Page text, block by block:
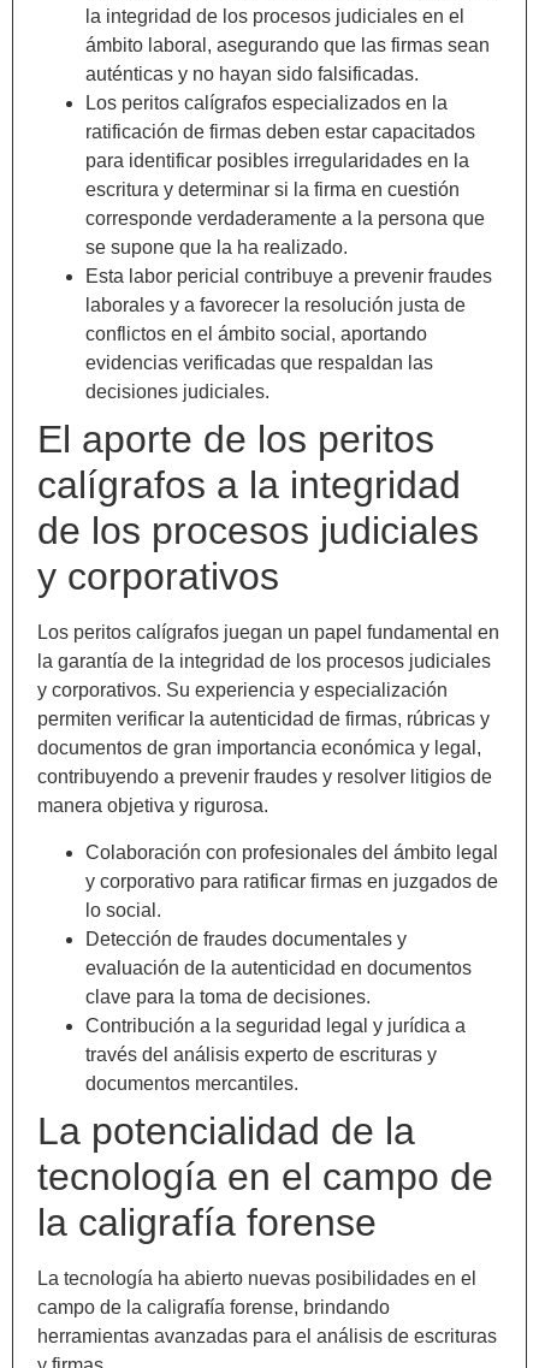
la integridad de los procesos judiciales en el
ámbito laboral, asegurando que las firmas sean
auténticas y no hayan sido falsificadas.
Los peritos calígrafos especializados en la
ratificación de firmas deben estar capacitados
para identificar posibles irregularidades en la
escritura y determinar si la firma en cuestión
corresponde verdaderamente a la persona que
se supone que la ha realizado.
Esta labor pericial contribuye a prevenir fraudes
laborales y a favorecer la resolución justa de
conflictos en el ámbito social, aportando
evidencias verificadas que respaldan las
decisiones judiciales.
El aporte de los peritos
calígrafos a la integridad
de los procesos judiciales
y corporativos
Los peritos calígrafos juegan un papel fundamental en
la garantía de la integridad de los procesos judiciales
y corporativos. Su experiencia y especialización
permiten verificar la autenticidad de firmas, rúbricas y
documentos de gran importancia económica y legal,
contribuyendo a prevenir fraudes y resolver litigios de
manera objetiva y rigurosa.
Colaboración con profesionales del ámbito legal
y corporativo para ratificar firmas en juzgados de
lo social.
Detección de fraudes documentales y
evaluación de la autenticidad en documentos
clave para la toma de decisiones.
Contribución a la seguridad legal y jurídica a
través del análisis experto de escrituras y
documentos mercantiles.
La potencialidad de la
tecnología en el campo de
la caligrafía forense
La tecnología ha abierto nuevas posibilidades en el
campo de la caligrafía forense, brindando
herramientas avanzadas para el análisis de escrituras